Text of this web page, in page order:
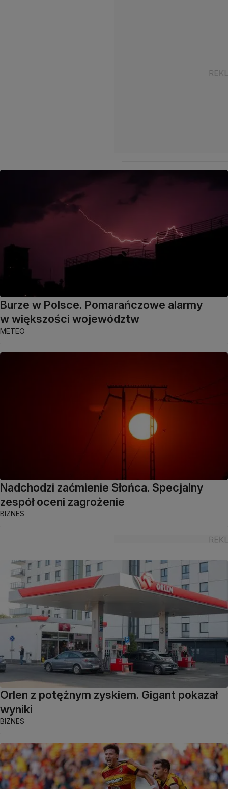
Burze w Polsce. Pomarańczowe alarmy
w większości województw
METEO
Nadchodzi zaćmienie Słońca. Specjalny
zespół oceni zagrożenie
BIZNES
Orlen z potężnym zyskiem. Gigant pokazał
wyniki
BIZNES